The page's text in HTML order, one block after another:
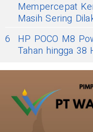
Mempercepat
Masih Sering
6
HP POCO M8
Tahan hingga 38